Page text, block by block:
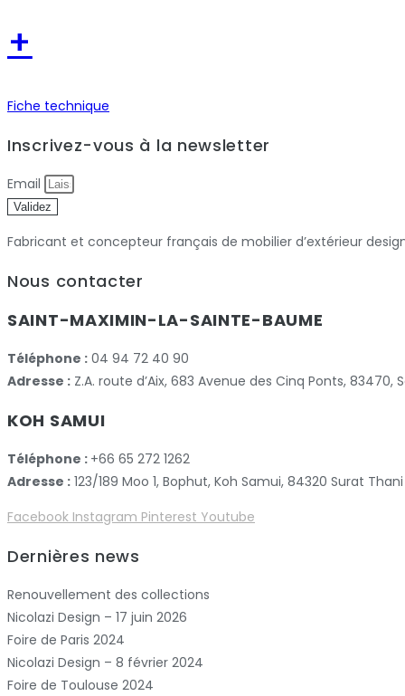
+
Fiche technique
Inscrivez-vous à la newsletter
Email
Validez
Fabricant et concepteur français de mobilier d’extérieur
Nous contacter
SAINT-MAXIMIN-LA-SAINTE-BAUME
Téléphone : 04 94 72 40 90
Adresse : Z.A. route d’Aix, 683 Avenue des Cinq Ponts,
KOH SAMUI
Téléphone : +66 65 272 1262
Adresse : 123/189 Moo 1, Bophut, Koh Samui, 84320 Surat Thani
Facebook Instagram Pinterest Youtube
Dernières news
Renouvellement des collections
Nicolazi Design – 17 juin 2026
Foire de Paris 2024
Nicolazi Design – 8 février 2024
Foire de Toulouse 2024